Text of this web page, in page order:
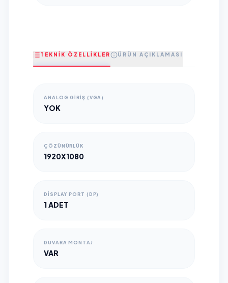
TEKNİK ÖZELLİKLER ÜRÜN AÇIKLAMASI
ANALOG GIRIŞ (VGA)
YOK
ÇÖZÜNÜRLÜK
1920X1080
DISPLAY PORT (DP)
1 ADET
DUVARA MONTAJ
VAR